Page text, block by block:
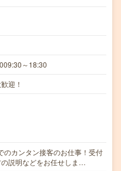
～18:30
迎！
のカンタン接客のお仕事！受付
説明などをお任せしま…